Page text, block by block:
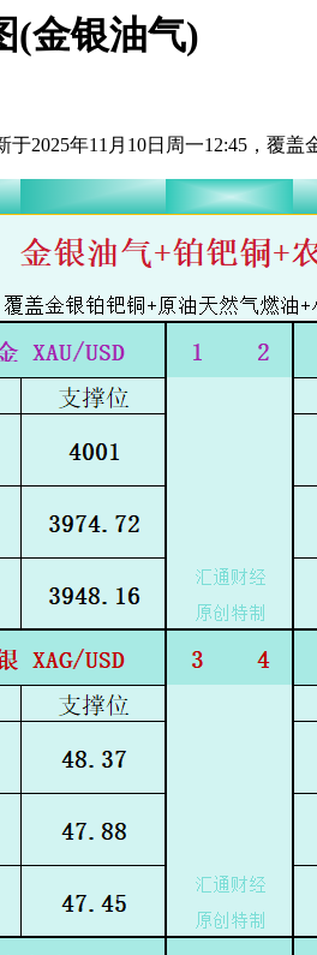
(金银油气)
2025年11月10日周一12:45，覆